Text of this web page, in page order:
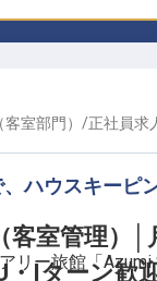
室管理）
・Iターン歓
室部門） /正社員求
ハウスキーピ
ー旅館「Azumi